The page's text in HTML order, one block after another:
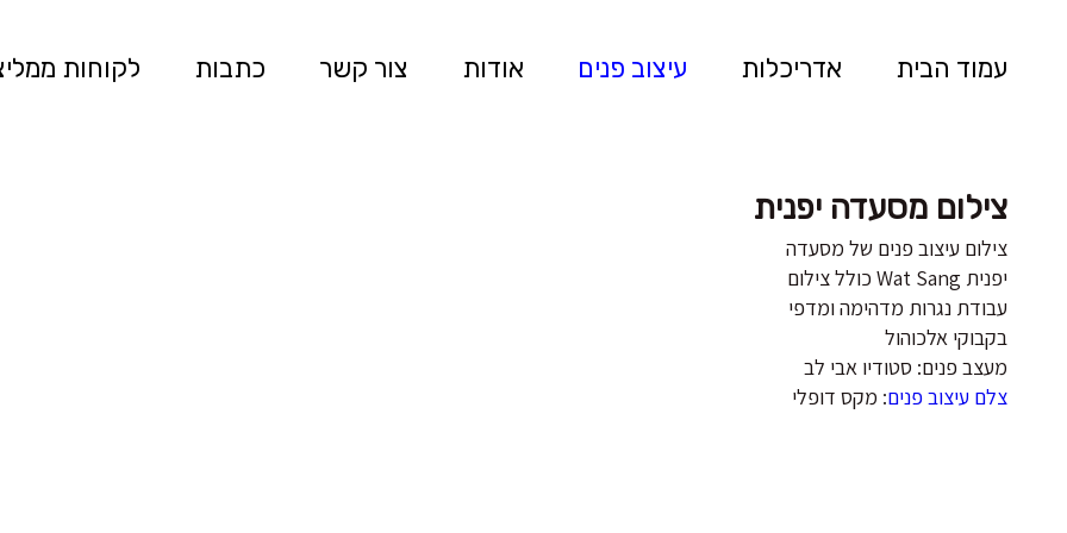
עמוד הבית אדריכלות עיצוב פנים אודות צור קשר כתבות לקוחות
צילום מסעדה יפנית
צילום עיצוב פנים של מסעדה
יפנית Wat Sang כולל צילום
עבודת נגרות מדהימה ומדפי
בקבוקי אלכוהול
מעצב פנים: סטודיו אבי לב
צלם עיצוב פנים: מקס דופלי